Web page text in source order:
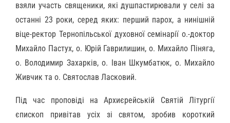
взяли участь священики, які душпастирювали у селі за
останні 23 роки, серед яких: перший парох, а нинішній
віце-ректор Тернопільської духовної семінарії о.-доктор
Михайло Пастух, о. Юрій Гаврилишин, о. Михайло Піняга,
о. Володимир Захарків, о. Іван Шкумбатюк, о. Михайло
Живчик та о. Святослав Ласковий.
Під час проповіді на Архиєрейській Святій Літургії
єпископ привітав усіх зі святом, зробив короткий